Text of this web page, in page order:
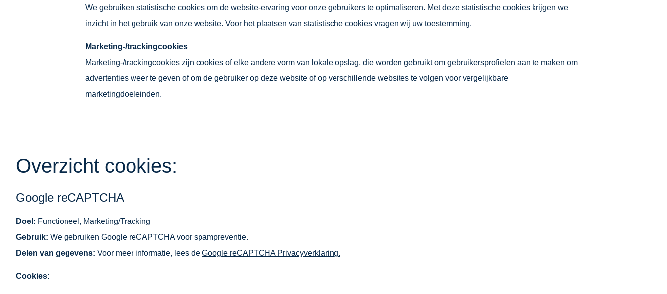
We gebruiken statistische cookies om de website-ervaring voor onze gebruikers te optimaliseren. Met deze statistische cookies krijgen we
inzicht in het gebruik van onze website. Voor het plaatsen van statistische cookies vragen wij uw toestemming.
Marketing-/trackingcookies
Marketing-/trackingcookies zijn cookies of elke andere vorm van lokale opslag, die worden gebruikt om gebruikersprofielen aan te maken om
advertenties weer te geven of om de gebruiker op deze website of op verschillende websites te volgen voor vergelijkbare
marketingdoeleinden.
Overzicht cookies:
Google reCAPTCHA
Doel: Functioneel, Marketing/Tracking
Gebruik: We gebruiken Google reCAPTCHA voor spampreventie.
Delen van gegevens: Voor meer informatie, lees de Google reCAPTCHA Privacyverklaring.
Cookies: